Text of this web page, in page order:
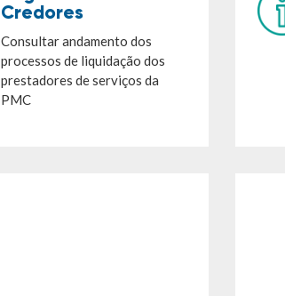
Credores
Consultar andamento dos
processos de liquidação dos
prestadores de serviços da
PMC